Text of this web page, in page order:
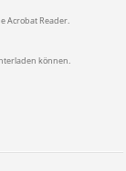
Acrobat Reader.
können.